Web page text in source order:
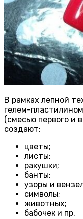
В рамках лепной
гелем-
(смесью первого и
создают:
цветы;
листы;
ракушки;
банты;
узоры и
символы;
животных;
бабочек и пр.